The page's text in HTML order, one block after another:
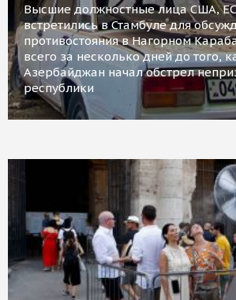
Высшие должностные лица США,
встретились в Стамбуле для
противостояния в Нагорном
всего за несколько дней до того,
Азербайджан начал обстрел
республики